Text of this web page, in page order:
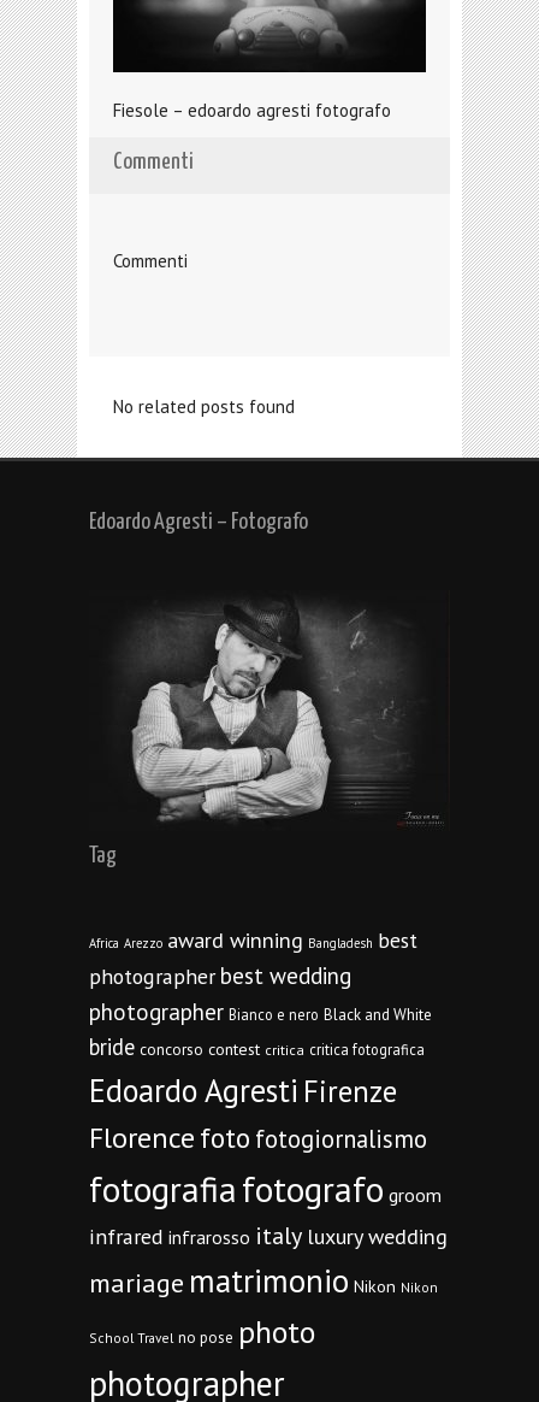
Fiesole – edoardo agresti fotografo
Commenti
Commenti
No related posts found
Edoardo Agresti – Fotografo
Tag
Africa Arezzo award winning Bangladesh best
photographer best wedding
photographer Bianco e nero Black and White
bride concorso contest critica critica fotografica
Edoardo Agresti Firenze
Florencefoto fotogiornalismo
fotografiafotografo groom
infrared infrarosso italy luxury wedding
mariage matrimonio Nikon Nikon
School Travel no pose photo
photographer